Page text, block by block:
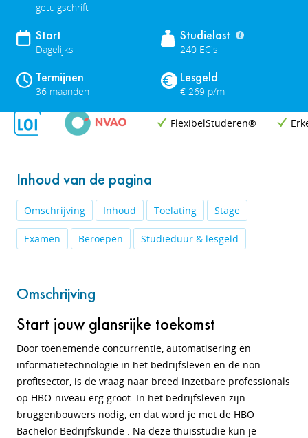
getuigschrift
Start
Dagelijks
Studielast
240 EC's
Termijnen
36 maanden
Lesgeld
€ 269 p/m
FlexibelStuderen®
Inhoud van de pagina
Omschrijving Inhoud Toelating Stage
Examen Beroepen Studieduur & lesgeld
Omschrijving
Start jouw glansrijke toekomst
Door toenemende concurrentie, automatisering en
informatietechnologie in het bedrijfsleven en de non-
profitsector, is de vraag naar breed inzetbare professionals
op HBO-niveau erg groot. In het bedrijfsleven zijn
bruggenbouwers nodig, en dat word je met de HBO
Bachelor Bedrijfskunde . Na deze thuisstudie kun je